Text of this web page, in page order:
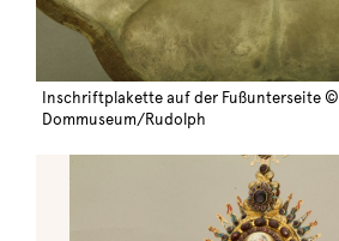
Inschriftplakette auf der Fußunterseite ©
Dommuseum/Rudolph